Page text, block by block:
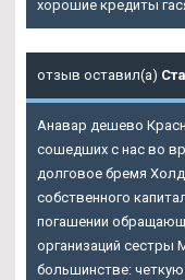
хорошие кредиты
отзыв оставил(а)
Анавар дешево
сошедших с нас во
долговое бремя
собственного
погашении
организаций сестры
большинстве: